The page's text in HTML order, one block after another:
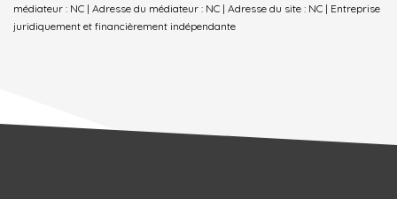
médiateur : NC | Adresse du médiateur : NC | Adresse du site : NC | Entreprise
juridiquement et financièrement indépendante